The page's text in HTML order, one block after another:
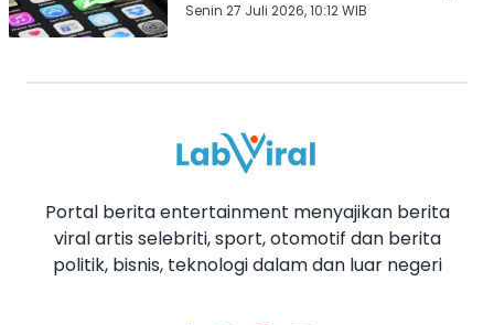
Senin 27 Juli 2026, 10:12 WIB
Portal berita entertainment menyajikan berita
viral artis selebriti, sport, otomotif dan berita
politik, bisnis, teknologi dalam dan luar negeri